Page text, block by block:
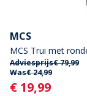
MCS
MCS Trui met
Adviesprijs€ 79,99
Was€ 24,99
Current
€ 19,99